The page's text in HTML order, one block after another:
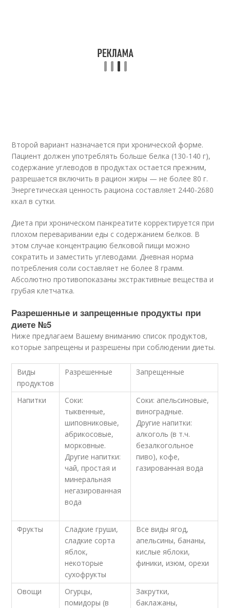
Второй вариант назначается при хронической форме.
Пациент должен употреблять больше белка (130-140 г),
содержание углеводов в продуктах остается прежним,
разрешается включить в рацион жиры — не более 80 г.
Энергетическая ценность рациона составляет 2440-2680
ккал в сутки.
Диета при хроническом панкреатите корректируется при
плохом переваривании еды с содержанием белков. В
этом случае концентрацию белковой пищи можно
сократить и заместить углеводами. Дневная норма
потребления соли составляет не более 8 грамм.
Абсолютно противопоказаны экстрактивные вещества и
грубая клетчатка.
Разрешенные и запрещенные продукты при
диете №5
Ниже предлагаем Вашему вниманию список продуктов,
которые запрещены и разрешены при соблюдении диеты.
Виды
продуктов
Разрешенные Запрещенные
Напитки
Соки:
тыквенные,
шиповниковые,
абрикосовые,
морковные.
Другие напитки:
чай, простая и
минеральная
негазированная
вода
Соки: апельсиновые,
виноградные.
Другие напитки:
алкоголь (в т.ч.
безалкогольное
пиво), кофе,
газированная вода
Фрукты
Сладкие груши,
сладкие сорта
яблок,
некоторые
сухофрукты
Все виды ягод,
апельсины, бананы,
кислые яблоки,
финики, изюм, орехи
Овощи
Огурцы,
помидоры (в
Закрутки,
баклажаны,